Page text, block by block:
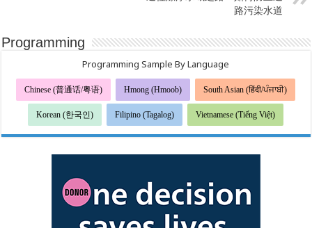
路污染水道
Programming
Programming Sample By Language
Chinese (普通话/粤语) Hmong (Hmoob) South Asian (हिंदी/ਪੰਜਾਬੀ)
Korean (한국인) Filipino (Tagalog) Vietnamese (Tiếng Việt)